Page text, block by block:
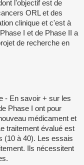
l'objectif est de
ORL et des
clinique et c'est à
I et de Phase II a
de recherche en
- En savoir + sur les
Phase I ont pour
médicament et
traitement évalué est
(10 à 40). Les essais
Ils nécessitent